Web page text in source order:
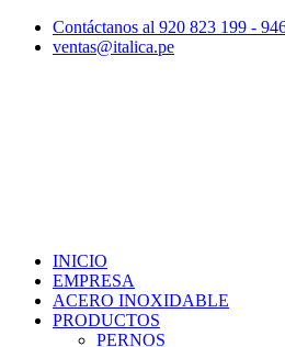
Contáctanos al 920 823 199 -
ventas@italica.pe
INICIO
EMPRESA
ACERO INOXIDABLE
PRODUCTOS
PERNOS